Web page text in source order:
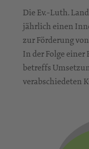
Die Ev.-Luth.
jährlich einen
zur Förderung
In der Folge einer
betreffs
verabschiedeten